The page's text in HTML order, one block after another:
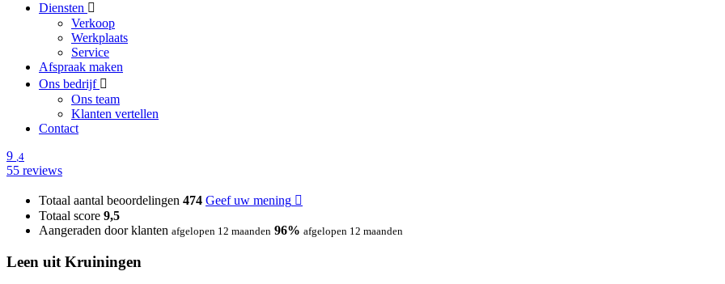
Diensten
Verkoop
Werkplaats
Service
Afspraak maken
Ons bedrijf
Ons team
Klanten vertellen
Contact
9 ,4
55 reviews
Totaal aantal beoordelingen 474 Geef uw mening
Totaal score 9,5
Aangeraden door klanten afgelopen 12 maanden 96% afgelopen 12 maanden
Leen uit Kruiningen